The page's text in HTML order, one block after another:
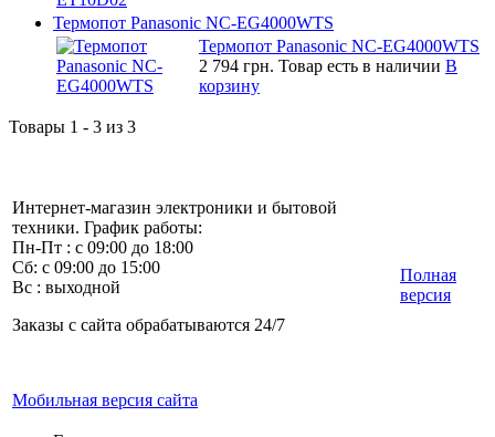
Термопот Panasonic NC-EG4000WTS
Термопот Panasonic NC-EG4000WTS
2 794 грн. Товар есть в наличии В
корзину
Товары 1 - 3 из 3
Интернет-магазин электроники и бытовой
техники. График работы:
Пн-Пт : с 09:00 до 18:00
Сб: с 09:00 до 15:00
Вс : выходной
Заказы с сайта обрабатываются 24/7
Мобильная версия сайта
Полная
версия